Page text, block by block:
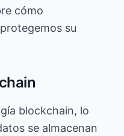
cómo
su
blockchain, lo
se almacenan